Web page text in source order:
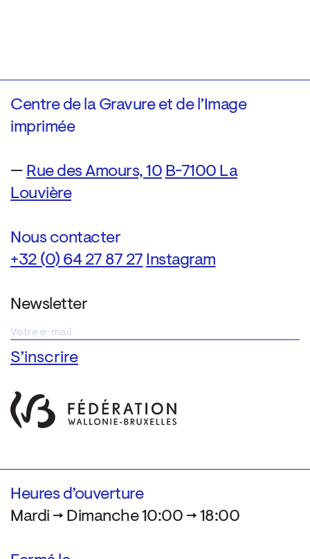
Centre de la Gravure et de l’Image
imprimée
— Rue des Amours, 10 B-7100 La
Louvière
Nous contacter
+32 (0) 64 27 87 27 Instagram
Newsletter
Heures d’ouverture
Mardi → Dimanche 10:00 → 18:00